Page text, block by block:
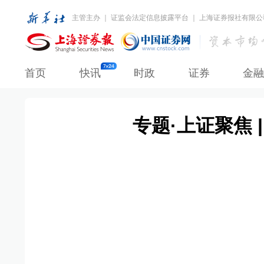
主管主办 ｜ 证监会法定信息披露平台 ｜ 上海证券报社有限
首页 快讯 时政 证券 金融
专题·上证聚焦